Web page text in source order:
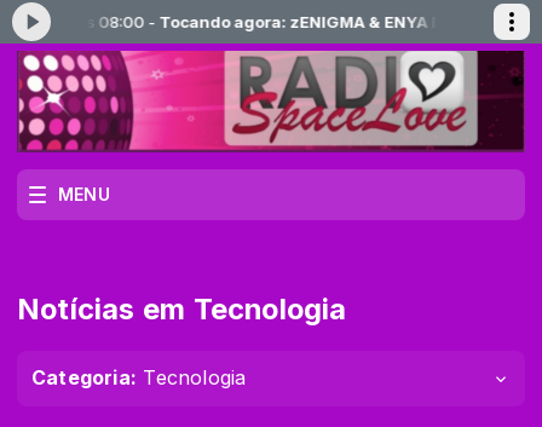
05:00 às 08:00 -Tocando agora: zENIGMA & ENYA Delerium
MENU
Notícias em Tecnologia
Categoria: Tecnologia